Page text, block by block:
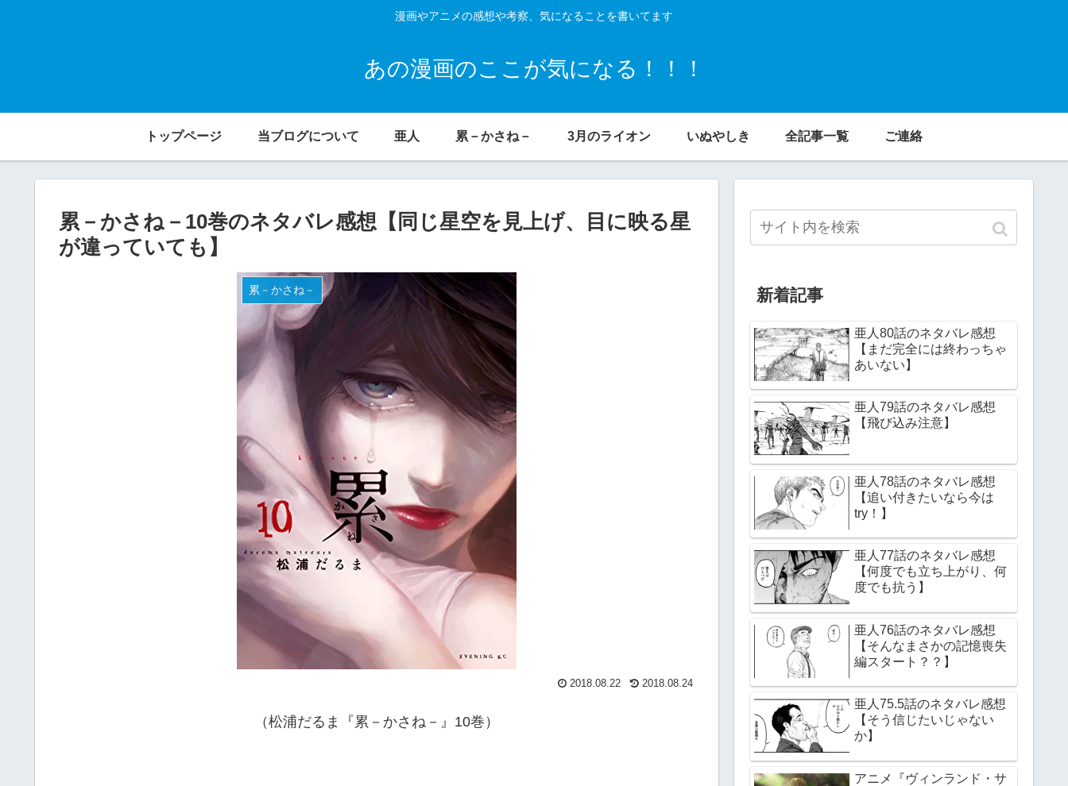
漫画やアニメの感想や考察、気になることを書いてます
あの漫画のここが気になる！！！
トップページ 当ブログについて 亜人 累－かさね－ 3月のライオン いぬやしき 全記事一覧 ご連絡
累－かさね－10巻のネタバレ感想【同じ星空を見上げ、目に映る星
が違っていても】
累－かさね－
2018.08.24
2018.08.22
（松浦だるま『累－かさね－』10巻）
新着記事
亜人80話のネタバレ感想
【まだ完全には終わっちゃ
あいない】
亜人79話のネタバレ感想
【飛び込み注意】
亜人78話のネタバレ感想
【追い付きたいなら今は
try！】
亜人77話のネタバレ感想
【何度でも立ち上がり、何
度でも抗う】
亜人76話のネタバレ感想
【そんなまさかの記憶喪失
編スタート？？】
亜人75.5話のネタバレ感想
【そう信じたいじゃない
か】
アニメ『ヴィンランド・サ